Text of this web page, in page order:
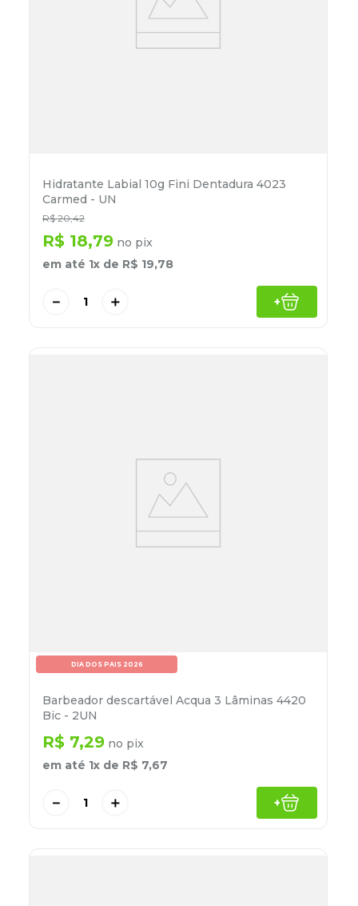
Hidratante Labial 10g Fini Dentadura 4023
Carmed - UN
R$ 20,42
R$ 18,79 no pix
em até 1x de R$ 19,78
＋
－ +
DIA DOS PAIS 2026
Barbeador descartável Acqua 3 Lâminas 4420
Bic - 2UN
R$ 7,29 no pix
em até 1x de R$ 7,67
＋
－ +